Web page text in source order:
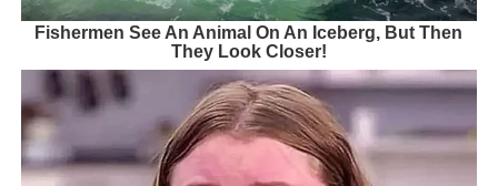
Fishermen See An Animal On An Iceberg, But Then
They Look Closer!